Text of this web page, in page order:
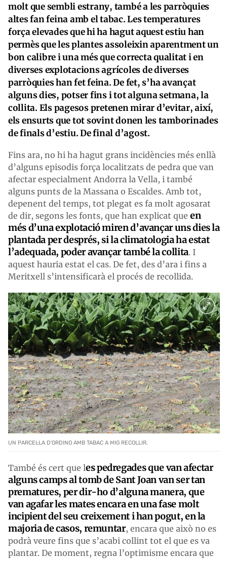
molt que sembli estrany, també a les parròquies
altes fan feina amb el tabac. Les temperatures
força elevades que hi ha hagut aquest estiu han
permès que les plantes assoleixin aparentment un
bon calibre i una més que correcta qualitat i en
diverses explotacions agrícoles de diverses
parròquies han fet feina. De fet, s’ha avançat
alguns dies, potser fins i tot alguna setmana, la
collita. Els pagesos pretenen mirar d’evitar, així,
els ensurts que tot sovint donen les tamborinades
de finals d’estiu. De final d’agost.
Fins ara, no hi ha hagut grans incidències més enllà
d’alguns episodis força localitzats de pedra que van
afectar especialment Andorra la Vella, i també
alguns punts de la Massana o Escaldes. Amb tot,
depenent del temps, tot plegat es fa molt agosarat
de dir, segons les fonts, que han explicat que en
més d’una explotació miren d’avançar uns dies la
plantada per després, si la climatologia ha estat
l’adequada, poder avançar també la collita. I
aquest hauria estat el cas. De fet, des d’ara i fins a
Meritxell s’intensificarà el procés de recollida.
UN PARCEL·LA D'ORDINO AMB TABAC A MIG RECOLLIR.
També és cert que les pedregades que van afectar
alguns camps al tomb de Sant Joan van ser tan
prematures, per dir-ho d’alguna manera, que
van agafar les mates encara en una fase molt
incipient del seu creixement i han pogut, en la
majoria de casos, remuntar, encara que això no es
podrà veure fins que s’acabi collint tot el que es va
plantar. De moment, regna l’optimisme encara que